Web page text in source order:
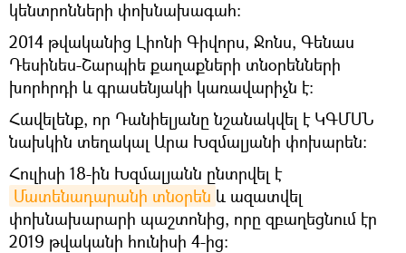
կենտրոնների փոխնախագահ:
2014 թվականից Լիոնի Գիվորս, Ջոնս, Գենաս
Դեսինես-Շարպիե քաղաքների տնօրենների
խորհրդի և գրասենյակի կառավարիչն է:
Հավելենք, որ Դանիելյանը նշանակվել է ԿԳՄՍՆ
նախկին տեղակալ Արա Խզմալյանի փոխարեն:
Հուլիսի 18-ին Խզմալյանն ընտրվել է
Մատենադարանի տնօրեն և ազատվել
փոխնախարարի պաշտոնից, որը զբաղեցնում էր
2019 թվականի հունիսի 4-ից: